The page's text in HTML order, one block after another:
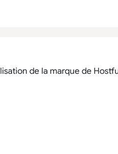
de la marque de